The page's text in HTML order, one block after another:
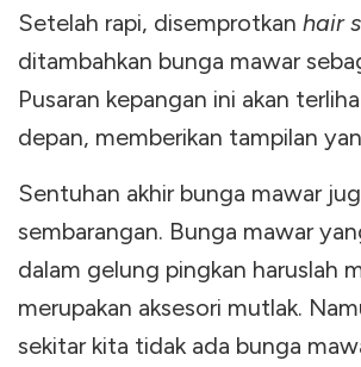
Setelah rapi, disemprotkan hair
ditambahkan bunga mawar
Pusaran kepangan ini akan
depan, memberikan tampilan
Sentuhan akhir bunga mawar
sembarangan. Bunga mawar
dalam gelung pingkan haruslah
merupakan aksesori mutlak.
sekitar kita tidak ada bunga